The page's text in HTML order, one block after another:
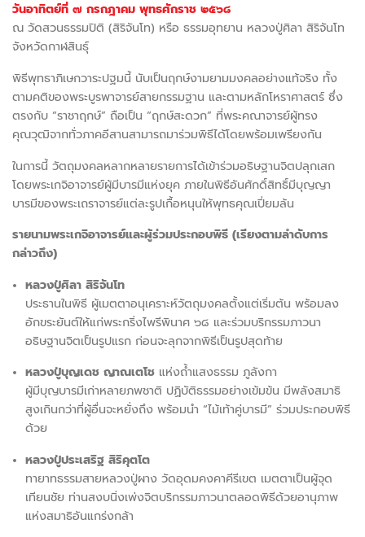
วันอาทิตย์ที่ ๗ กรกฎาคม พุทธศักราช ๒๕๖๘
ณ วัดสวนธรรมปิติ (สิริจันโท) หรือ ธรรมอุทยาน หลวงปู่ศิลา สิริจันโท
จังหวัดกาฬสินธุ์
พิธีพุทธาภิเษกวาระปฐมนี้ นับเป็นฤกษ์งามยามมงคลอย่างแท้จริง ทั้ง
ตามคติของพระบูรพาจารย์สายกรรมฐาน และตามหลักโหราศาสตร์ ซึ่ง
ตรงกับ “ราชาฤกษ์” ถือเป็น “ฤกษ์สะดวก” ที่พระคณาจารย์ผู้ทรง
คุณวุฒิจากทั่วภาคอีสานสามารถมาร่วมพิธีได้โดยพร้อมเพรียงกัน
ในการนี้ วัตถุมงคลหลากหลายรายการได้เข้าร่วมอธิษฐานจิตปลุกเสก
โดยพระเกจิอาจารย์ผู้มีบารมีแห่งยุค ภายในพิธีอันศักดิ์สิทธิ์มีบุญญา
บารมีของพระเถราจารย์แต่ละรูปเกื้อหนุนให้พุทธคุณเปี่ยมล้น
รายนามพระเกจิอาจารย์และผู้ร่วมประกอบพิธี (เรียงตามลำดับการ
กล่าวถึง)
หลวงปู่ศิลา สิริจันโท
ประธานในพิธี ผู้เมตตาอนุเคราะห์วัตถุมงคลตั้งแต่เริ่มต้น พร้อมลง
อักขระยันต์ให้แก่พระกริ่งไพรีพินาศ ๖๘ และร่วมบริกรรมภาวนา
อธิษฐานจิตเป็นรูปแรก ก่อนจะลุกจากพิธีเป็นรูปสุดท้าย
หลวงปู่บุญเดช ญาณเตโชแห่งถ้ำแสงธรรม ภูลังกา
ผู้มีบุญบารมีเก่าหลายภพชาติ ปฏิบัติธรรมอย่างเข้มข้น มีพลังสมาธิ
สูงเกินกว่าที่ผู้อื่นจะหยั่งถึง พร้อมนำ “ไม้เท้าคู่บารมี” ร่วมประกอบพิธี
ด้วย
หลวงปู่ประเสริฐ สิริคุตโต
ทายาทธรรมสายหลวงปู่ผาง วัดอุดมคงคาคีรีเขต เมตตาเป็นผู้จุด
เทียนชัย ท่านสงบนิ่งเพ่งจิตบริกรรมภาวนาตลอดพิธีด้วยอานุภาพ
แห่งสมาธิอันแกร่งกล้า